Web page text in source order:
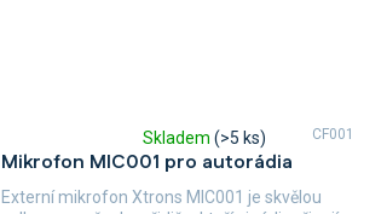
Mikrofon MIC001 pro autorádia
hodnocení
produktu
Skladem (>5 ks)
Externí mikrofon Xtrons MIC001 je skvělou
CF001